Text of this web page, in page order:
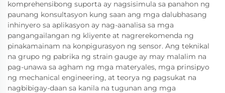
komprehensibong suporta ay nagsisimula sa panahon ng
paunang konsultasyon kung saan ang mga dalubhasang
inhinyero sa aplikasyon ay nag-aanalisa sa mga
pangangailangan ng kliyente at nagrerekomenda ng
pinakamainam na konpigurasyon ng sensor. Ang teknikal
na grupo ng pabrika ng strain gauge ay may malalim na
pag-unawa sa agham ng mga materyales, mga prinsipyo
ng mechanical engineering, at teorya ng pagsukat na
nagbibigay-daan sa kanila na tugunan ang mga